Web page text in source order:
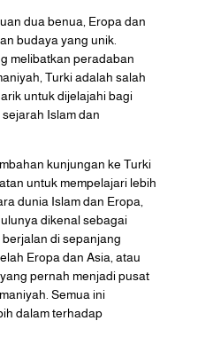
dua benua, Eropa dan
budaya yang unik.
melibatkan peradaban
Turki adalah salah
untuk dijelajahi bagi
Islam dan
kunjungan ke Turki
untuk mempelajari lebih
dunia Islam dan Eropa,
dikenal sebagai
di sepanjang
Eropa dan Asia, atau
pernah menjadi pusat
Semua ini
dalam terhadap